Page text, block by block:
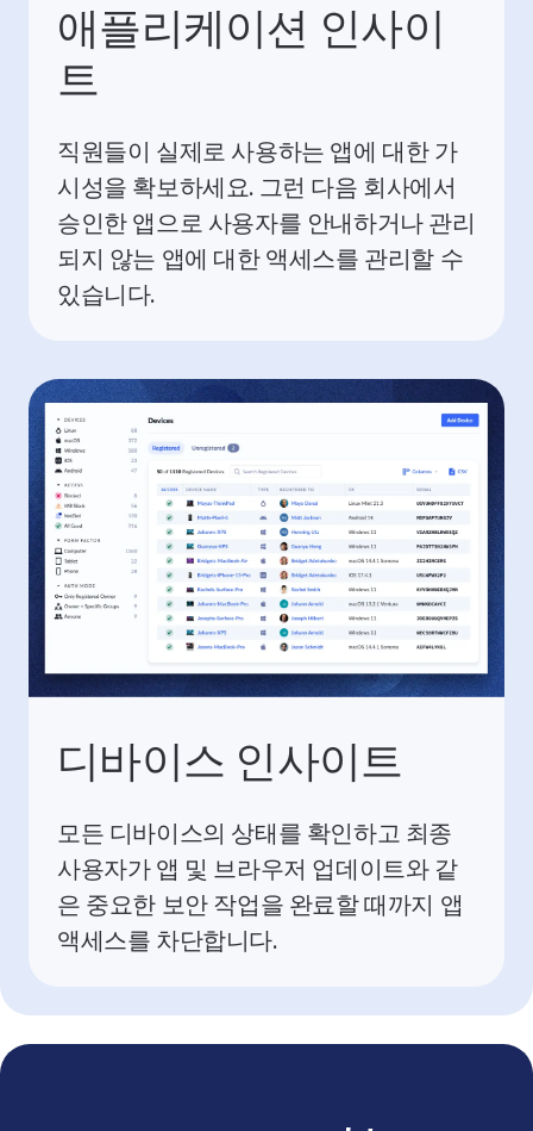
애플리케이션 인사이
트
직원들이 실제로 사용하는 앱에 대한 가
시성을 확보하세요. 그런 다음 회사에서
승인한 앱으로 사용자를 안내하거나 관리
되지 않는 앱에 대한 액세스를 관리할 수
있습니다.
디바이스 인사이트
모든 디바이스의 상태를 확인하고 최종
사용자가 앱 및 브라우저 업데이트와 같
은 중요한 보안 작업을 완료할 때까지 앱
액세스를 차단합니다.